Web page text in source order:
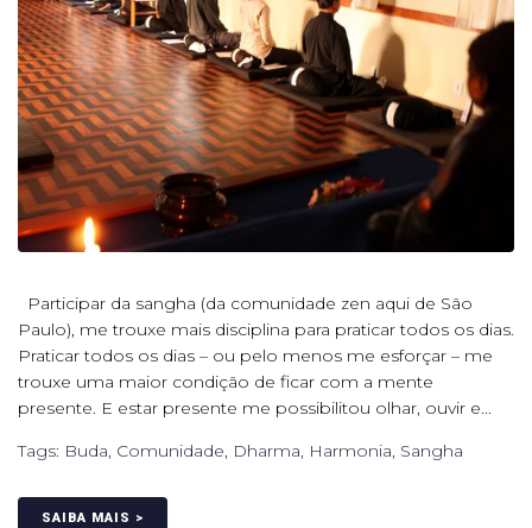
Participar da sangha (da comunidade zen aqui de São
Paulo), me trouxe mais disciplina para praticar todos os dias.
Praticar todos os dias – ou pelo menos me esforçar – me
trouxe uma maior condição de ficar com a mente
presente. E estar presente me possibilitou olhar, ouvir e...
Tags: Buda, Comunidade, Dharma, Harmonia, Sangha
SAIBA MAIS >